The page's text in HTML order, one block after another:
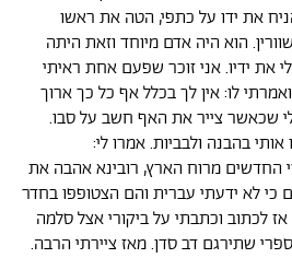
את ידו על כתפי, הטה את ראשו
הוא היה אדם מיוחד וזאת היתה
את ידיו. אני זוכר שפעם אחת ראיתי
לו: אין לך בכלל אף כל כך ארוך
שכאשר צייר את האף חשב על סבו.
בהבנה ולבביות. אמרו לי:
החדשים מרוח הארץ, רובינא אהבה את
כי לא ידעתי עברית והם הצטופפו בחדר
לכתוב וכתבתי על ביקורי אצל סלמה
שתירגם דב סדן. מאז ציירתי הרבה.